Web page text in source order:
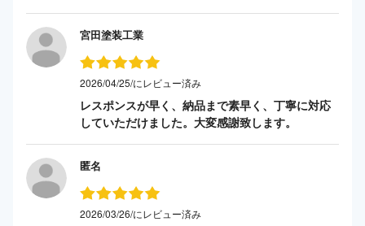
宮田塗装工業
2026/04/25/にレビュー済み
レスポンスが早く、納品まで素早く、丁寧に対応
していただけました。大変感謝致します。
匿名
2026/03/26/にレビュー済み